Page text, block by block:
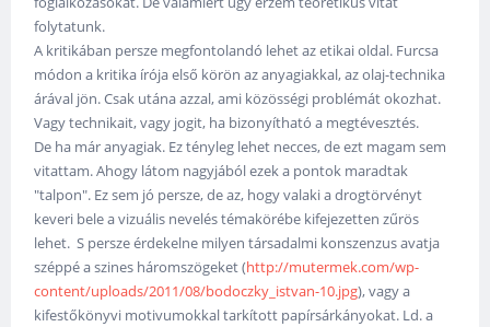
folytatunk.
A kritikában persze megfontolandó lehet az etikai oldal. Furcsa
módon a kritika írója első körön az anyagiakkal, az olaj-technika
árával jön. Csak utána azzal, ami közösségi problémát okozhat.
Vagy technikait, vagy jogit, ha bizonyítható a megtévesztés.
De ha már anyagiak. Ez tényleg lehet necces, de ezt magam sem
vitattam. Ahogy látom nagyjából ezek a pontok maradtak
"talpon". Ez sem jó persze, de az, hogy valaki a drogtörvényt
keveri bele a vizuális nevelés témakörébe kifejezetten zűrös
lehet. S persze érdekelne milyen társadalmi konszenzus avatja
széppé a szines háromszögeket (http://mutermek.com/wp-
content/uploads/2011/08/bodoczky_istvan-10.jpg), vagy a
kifestőkönyvi motivumokkal tarkított papírsárkányokat. Ld. a